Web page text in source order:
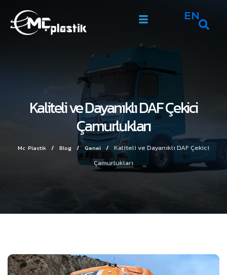
EN
Kaliteli ve Dayanıklı DAF Çekici
Çamurlukları
Mc Plastik / Blog / Genel / Kaliteli ve Dayanıklı DAF Çekici
Çamurlukları